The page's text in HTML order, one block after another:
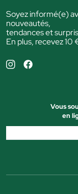
Soyez informé(e)
nouveautés,
tendances et
En plus, recevez 10
Vous
en